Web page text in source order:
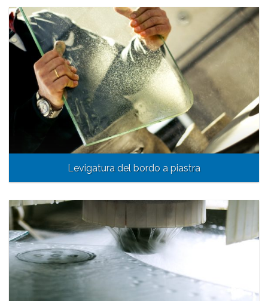
Levigatura del bordo a piastra